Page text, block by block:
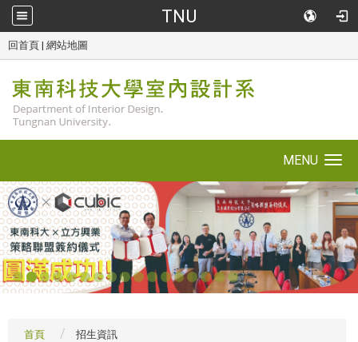
TNU
回首頁 | 網站地圖
MENU
1 2 3 4 5 6 7 8 9 1011121314151617
首頁 招生資訊